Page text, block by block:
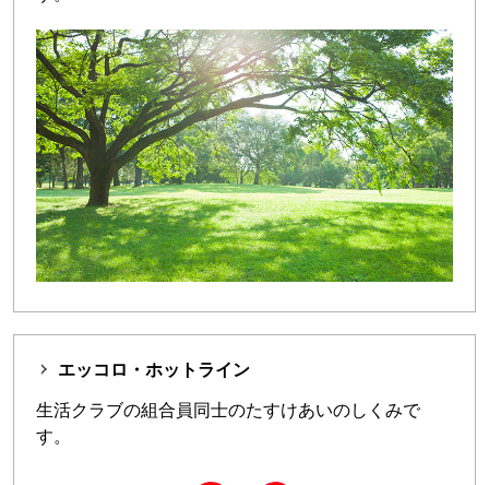
エッコロ・ホットライン
生活クラブの組合員同士のたすけあいのしくみで
す。